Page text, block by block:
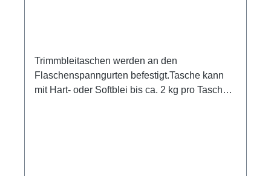
Trimmbleitaschen werden an den
Flaschenspanngurten befestigt.Tasche kann
mit Hart- oder Softblei bis ca. 2 kg pro Tasche